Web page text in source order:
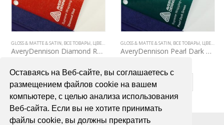
Оставаясь на Веб-сайте, вы соглашаетесь с
размещением файлов cookie на вашем
компьютере, с целью анализа использования
Веб-сайта. Если вы не хотите принимать
файлы cookie, вы должны прекратить
ТОВАРЫ,ЦВЕТНЫЕ ВИНИЛОВЫЕ ПЛЕНКИ
GLOSS & MATTE & SATIN, ВСЕ ТОВАРЫ, ЦВЕТНЫЕ ВИНИЛОВЫЕ ПЛЕНКИ
AveryDennison Diamond Red (красный металлик)
В КОРЗИНУ
GLOSS & MATTE & SATIN, ВСЕ ТОВАРЫ, ЦВЕТНЫЕ ВИНИЛОВЫЕ ПЛЕНКИ
AveryDennison Pearl Dark Green (темно-зеленый перламутр)
В КОРЗИНУ